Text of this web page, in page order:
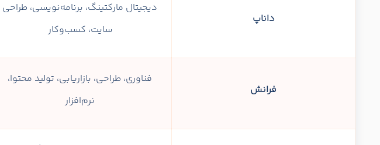
داناپ
دیجیتال مارکتینگ، برنامه‌نویسی، طراحی
سایت، کسب‌وکار
فرانش
فناوری، طراحی، بازاریابی، تولید محتوا،
نرم‌افزار